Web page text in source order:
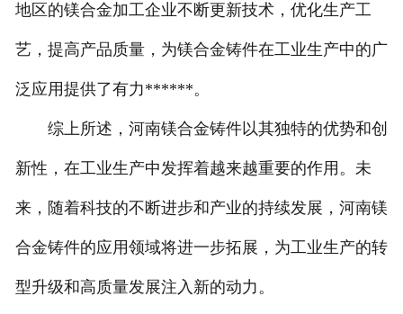
地区的镁合金加工企业不断更新技术，优化生产工
艺，提高产品质量，为镁合金铸件在工业生产中的广
泛应用提供了有力******。
综上所述，河南镁合金铸件以其独特的优势和创
新性，在工业生产中发挥着越来越重要的作用。未
来，随着科技的不断进步和产业的持续发展，河南镁
合金铸件的应用领域将进一步拓展，为工业生产的转
型升级和高质量发展注入新的动力。